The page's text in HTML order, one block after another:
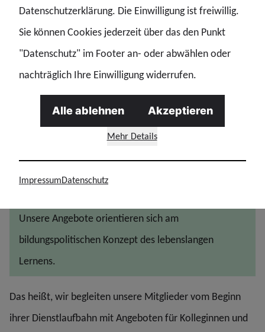
Beteiligung und Öffentlichkeit
Berlin
Grundsatz
Unsere Angebote orientieren sich am
bildungspolitischen Konzept des lebenslangen
Lernens.
Das heißt, wir begleiten unsere Mitglieder vom Beginn
ihrer Dienstlaufbahn mit Angeboten für Kolleginnen und
Datenschutzerklärung. Die Einwilligung ist freiwillig.
Sie können Cookies jederzeit über das den Punkt
"Datenschutz" im Footer an- oder abwählen oder
nachträglich Ihre Einwilligung widerrufen.
Mehr Details
Alle ablehnen Akzeptieren
ImpressumDatenschutz